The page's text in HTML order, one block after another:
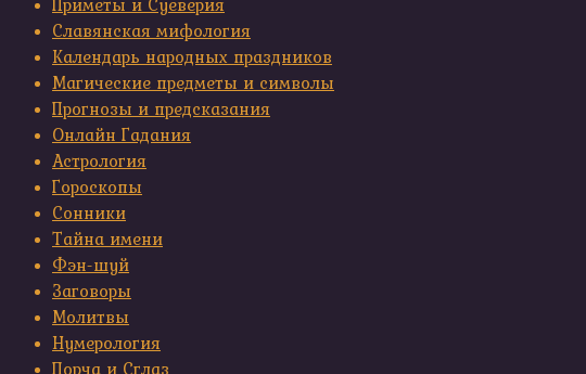
Славянская мифология
Календарь народных праздников
Магические предметы и символы
Прогнозы и предсказания
Онлайн Гадания
Астрология
Гороскопы
Сонники
Тайна имени
Фэн-шуй
Заговоры
Молитвы
Нумерология
Порча и Сглаз